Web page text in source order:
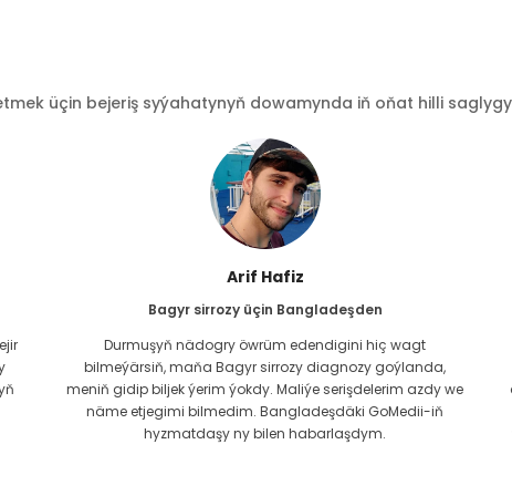
üçin bejeriş syýahatynyň dowamynda iň oňat hilli
Işrat Jahan
Kardiologiýa üçin Bangladeşden
GoMedii bilen paýlaşylan baglanyşyk köne. Iki ýyl töweregi
öň karidiak meseläm üçin olar bilen habarlaşdym. Şeýle-
de bolsa, topar hemişe yzygiderli kömek edip gelýär! Maks-
da yzygiderli barlaglarymy geçirmek üçin köplenç
wagtal-wagtal olar bilen habarlaşýaryn, Allanyň toparyny